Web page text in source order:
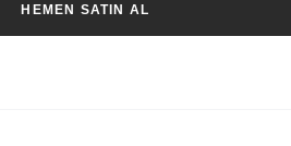
HEMEN SATIN AL